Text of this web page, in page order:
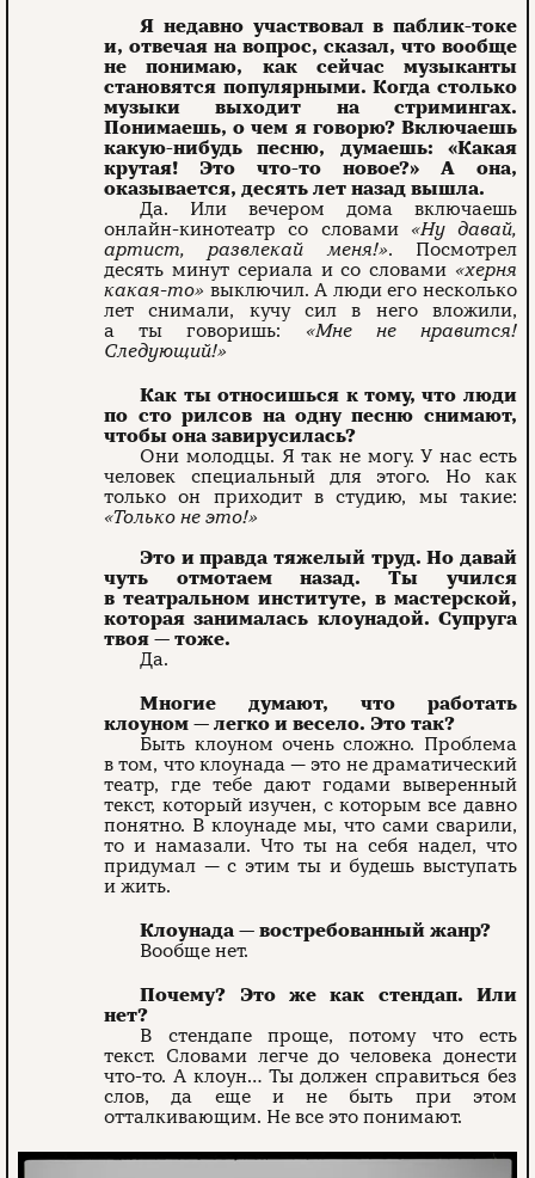
Я недавно участвовал в паб­лик-токе
и, отвечая на вопрос, сказал, что вообще
не понимаю, как сейчас музыканты
становятся популярными. Когда столько
музыки выходит на стримингах.
Понимаешь, о чем я го­ворю? Включаешь
какую-нибудь песню, думаешь: «Какая
крутая! Это что-то новое?» А она,
оказывается, десять лет назад вышла.
Да. Или вечером дома вклю­чаешь
онлайн-кинотеатр со словами «Ну давай,
артист, развлекай меня!». Посмотрел
десять минут сериала и со словами «херня
какая-то» выключил. А люди его несколько
лет снимали, кучу сил в него вложили,
а ты говоришь: «Мне не нравится!
Следующий!»
Как ты относишься к тому, что люди
по сто рилсов на одну песню снимают,
чтобы она за­вирусилась?
Они молодцы. Я так не могу. У нас есть
человек специальный для этого. Но как
только он при­ходит в студию, мы такие:
«Только не это!»
Это и правда тяжелый труд. Но давай
чуть отмотаем назад. Ты учился
в театральном институте, в мастерской,
которая занималась клоунадой. Супруга
твоя — тоже.
Да.
Многие думают, что работать
клоуном — легко и весело. Это так?
Быть клоуном очень сложно. Проблема
в том, что клоунада — это не драматический
театр, где тебе дают годами выверенный
текст, который изучен, с которым все давно
понятно. В клоунаде мы, что сами сварили,
то и намазали. Что ты на себя надел, что
придумал — с этим ты и будешь выступать
и жить.
Клоунада — востребованный жанр?
Вообще нет.
Почему? Это же как стендап. Или
нет?
В стендапе проще, потому что есть
текст. Словами легче до человека донести
что-то. А клоун… Ты должен справиться без
слов, да еще и не быть при этом
отталкивающим. Не все это понимают.